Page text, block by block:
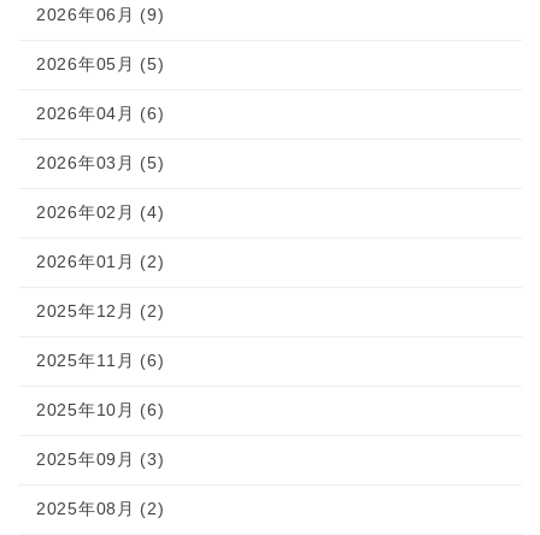
2026年06月 (9)
2026年05月 (5)
2026年04月 (6)
2026年03月 (5)
2026年02月 (4)
2026年01月 (2)
2025年12月 (2)
2025年11月 (6)
2025年10月 (6)
2025年09月 (3)
2025年08月 (2)